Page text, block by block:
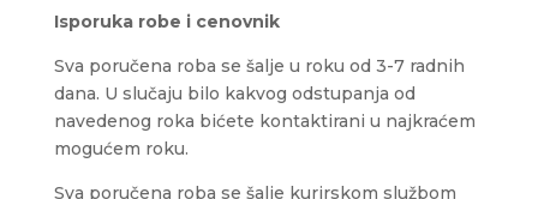
Isporuka robe i cenovnik
Sva poručena roba se šalje u roku od 3-7 radnih
dana. U slučaju bilo kakvog odstupanja od
navedenog roka bićete kontaktirani u najkraćem
mogućem roku.
Sva poručena roba se šalje kurirskom službom